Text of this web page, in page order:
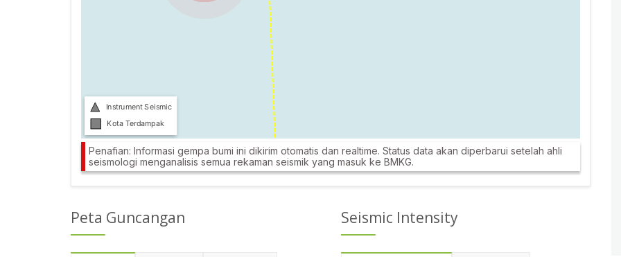
Penafian: Informasi gempa bumi ini dikirim otomatis dan realtime. Status data akan diperbarui setelah ahli
seismologi menganalisis semua rekaman seismik yang masuk ke BMKG.
Peta Guncangan Seismic Intensity